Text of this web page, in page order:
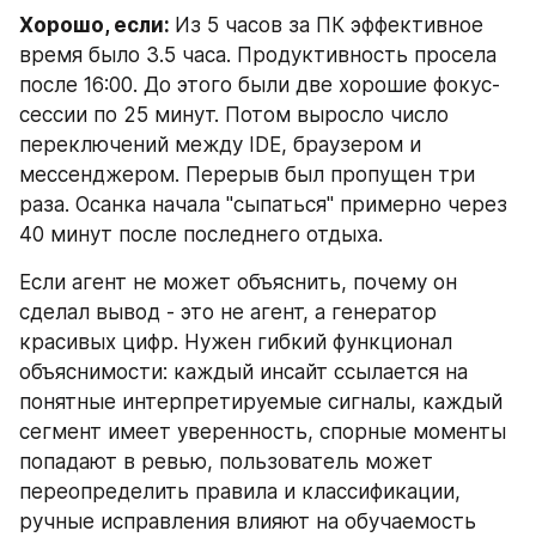
Хорошо, если: Из 5 часов за ПК эффективное
время было 3.5 часа. Продуктивность просела
после 16:00. До этого были две хорошие фокус-
сессии по 25 минут. Потом выросло число
переключений между IDE, браузером и
мессенджером. Перерыв был пропущен три
раза. Осанка начала "сыпаться" примерно через
40 минут после последнего отдыха.
Если агент не может объяснить, почему он
сделал вывод - это не агент, а генератор
красивых цифр. Нужен гибкий функционал
объяснимости: каждый инсайт ссылается на
понятные интерпретируемые сигналы, каждый
сегмент имеет уверенность, спорные моменты
попадают в ревью, пользователь может
переопределить правила и классификации,
ручные исправления влияют на обучаемость